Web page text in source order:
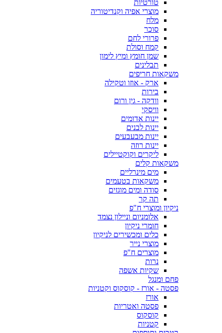
טורטיות
מוצרי אפיה וקנדיטוריה
מלח
סוכר
פרורי לחם
קמח וסולת
שמן חומץ ומיץ לימון
תבלינים
משקאות חריפים
ארק - אוזו וטקילה
בירות
וודקה - גין ורום
וויסקי
יינות אדומים
יינות לבנים
יינות מבעבעים
יינות רוזה
ליקרים וקוקטיילים
משקאות קלים
מים מינרליים
משקאות בטעמים
סודה ומים מוגזים
תה קר
ניקיון ומוצרי ח"פ
אלומניום וניילון נצמד
חומרי ניקיון
כלים ומכשירים לניקיון
מוצרי נייר
מוצרים ח"פ
נרות
שקיות אשפה
פחם ומנגל
פסטה - אורז - קוסקוס וקטניות
אורז
פסטה ואטריות
קוסקוס
קטניות